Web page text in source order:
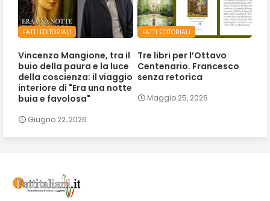
FATTI EDITORIALI
Vincenzo Mangione, tra il
buio della paura e la luce
della coscienza: il viaggio
interiore di "Era una notte
buia e favolosa"
Giugno 22, 2026
FATTI EDITORIALI
Tre libri per l’Ottavo
Centenario. Francesco
senza retorica
Maggio 25, 2026